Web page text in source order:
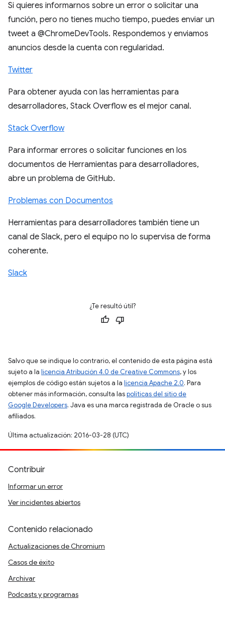
Si quieres informarnos sobre un error o solicitar una
función, pero no tienes mucho tiempo, puedes enviar un
tweet a @ChromeDevTools. Respondemos y enviamos
anuncios desde la cuenta con regularidad.
Twitter
Para obtener ayuda con las herramientas para
desarrolladores, Stack Overflow es el mejor canal.
Stack Overflow
Para informar errores o solicitar funciones en los
documentos de Herramientas para desarrolladores,
abre un problema de GitHub.
Problemas con Documentos
Herramientas para desarrolladores también tiene un
canal de Slack, pero el equipo no lo supervisa de forma
coherente.
Slack
¿Te resultó útil?
Salvo que se indique lo contrario, el contenido de esta página está
sujeto a la licencia Atribución 4.0 de Creative Commons, y los
ejemplos de código están sujetos a la licencia Apache 2.0. Para
obtener más información, consulta laspolíticas del sitio de
Google Developers. Java es una marca registrada de Oracle o sus
afiliados.
Última actualización: 2016-03-28 (UTC)
Contribuir
Informar un error
Ver incidentes abiertos
Contenido relacionado
Actualizaciones de Chromium
Casos de éxito
Archivar
Podcasts y programas